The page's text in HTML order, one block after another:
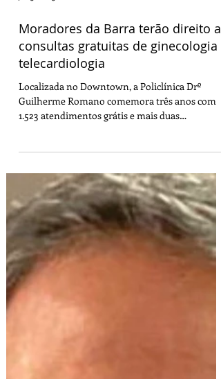
Jul 30 3 min read
Moradores da Barra terão direito a
telecardiologia
Localizada no Downtown, a Policlínica Drº
Guilherme Romano comemora três anos com
1.523 atendimentos grátis e mais duas
especialidades médicas Moradores da Zona
Sudoeste e das demais regiões do município do
Rio de Janeiro passarão a contar, em agosto, com
consultas gratuitas ginecológicas, telecardiologia,
além dos demais serviços médicos já existentes
Localizado no Downtown, o espaço vai